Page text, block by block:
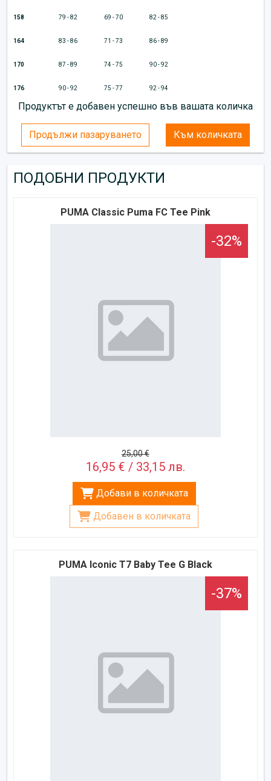
158 79 - 82 69 - 70 82 - 85
164 83 - 86 71 - 73 86 - 89
170 87 - 89 74 - 75 90 - 92
176 90 - 92 75 - 77 92 - 94
Продуктът е добавен успешно във вашата количка
Продължи пазаруването Към количката
ПОДОБНИ ПРОДУКТИ
PUMA Classic Puma FC Tee Pink
-32%
25,00 €
16,95 € / 33,15 лв.
Добави в количката
Добавен в количката
PUMA Iconic T7 Baby Tee G Black
-37%